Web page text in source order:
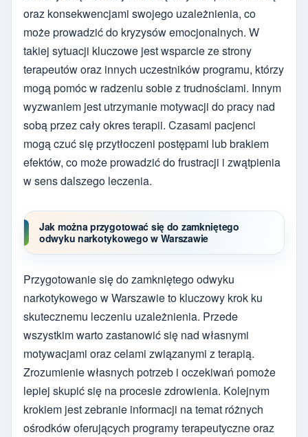
oraz konsekwencjami swojego uzależnienia, co
może prowadzić do kryzysów emocjonalnych. W
takiej sytuacji kluczowe jest wsparcie ze strony
terapeutów oraz innych uczestników programu, którzy
mogą pomóc w radzeniu sobie z trudnościami. Innym
wyzwaniem jest utrzymanie motywacji do pracy nad
sobą przez cały okres terapii. Czasami pacjenci
mogą czuć się przytłoczeni postępami lub brakiem
efektów, co może prowadzić do frustracji i zwątpienia
w sens dalszego leczenia.
Jak można przygotować się do zamkniętego
odwyku narkotykowego w Warszawie
Przygotowanie się do zamkniętego odwyku
narkotykowego w Warszawie to kluczowy krok ku
skutecznemu leczeniu uzależnienia. Przede
wszystkim warto zastanowić się nad własnymi
motywacjami oraz celami związanymi z terapią.
Zrozumienie własnych potrzeb i oczekiwań pomoże
lepiej skupić się na procesie zdrowienia. Kolejnym
krokiem jest zebranie informacji na temat różnych
ośrodków oferujących programy terapeutyczne oraz